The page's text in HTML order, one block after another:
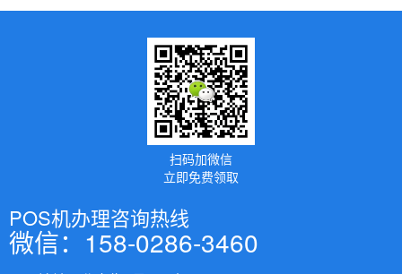
扫码加微信
立即免费领取
POS机办理咨询热线
微信：158-0286-3460